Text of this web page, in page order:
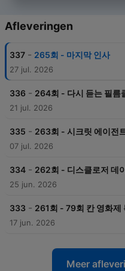
Afleveringen
337 - 265회 - 마지막 인사
27 jul. 2026
336 - 264회 - 다시 듣는 필름
21 jul. 2026
335 - 263회 - 시크릿 에이전
07 jul. 2026
334 - 262회 - 디스클로저 데
25 jun. 2026
333 - 261회 - 79회 칸 영화제
17 jun. 2026
Meer